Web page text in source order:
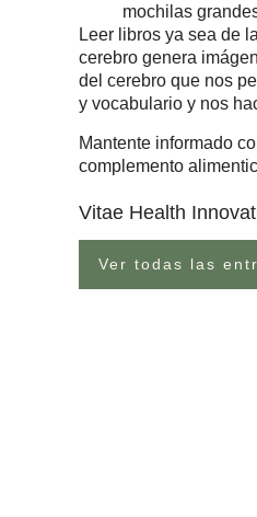
mochilas
Leer libros ya sea de
cerebro genera
del cerebro que nos
y vocabulario y nos
Mantente informado
complemento
Vitae Health
Ver todas las